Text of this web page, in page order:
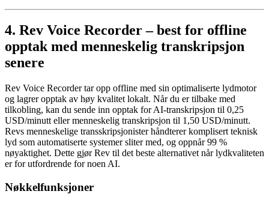
4. Rev Voice Recorder – best for offline
opptak med menneskelig transkripsjon
senere
Rev Voice Recorder tar opp offline med sin optimaliserte lydmotor
og lagrer opptak av høy kvalitet lokalt. Når du er tilbake med
tilkobling, kan du sende inn opptak for AI-transkripsjon til 0,25
USD/minutt eller menneskelig transkripsjon til 1,50 USD/minutt.
Revs menneskelige transskripsjonister håndterer komplisert teknisk
lyd som automatiserte systemer sliter med, og oppnår 99 %
nøyaktighet. Dette gjør Rev til det beste alternativet når lydkvaliteten
er for utfordrende for noen AI.
Nøkkelfunksjoner